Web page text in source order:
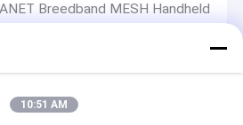
Breedband MESH Handheld
10:51 AM